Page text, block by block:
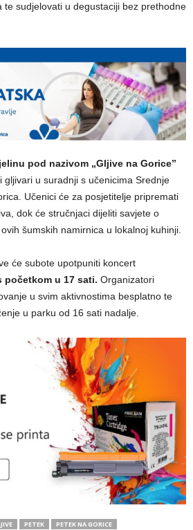
te sudjelovati u degustaciji bez prethodne
pod nazivom „Gljive na Gorice”
gljivari u suradnji s učenicima Srednje
Učenici će za posjetitelje pripremati
dok će stručnjaci dijeliti savjete o
šumskih namirnica u lokalnoj kuhinji.
će subote upotpuniti koncert
početkom u 17 sati. Organizatori
u svim aktivnostima besplatno te
u parku od 16 sati nadalje.
PETEK PETEK NA GORICE